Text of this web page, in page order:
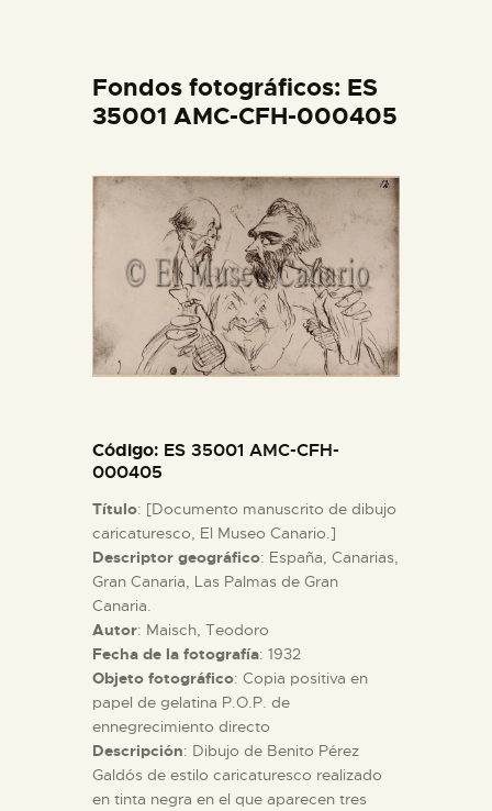
DIDÁCTICA
PREPARAR LA VISITA
ACTIVIDADES
█
COLECCIONES
DIDÁCTICA
ESPAÑOL
Fondos fotográficos: ES
35001 AMC-CFH-000405
Código: ES 35001 AMC-CFH-
000405
Título: [Documento manuscrito de dibujo
caricaturesco, El Museo Canario.]
Descriptor geográfico: España, Canarias,
Gran Canaria, Las Palmas de Gran
Canaria.
Autor: Maisch, Teodoro
Fecha de la fotografía: 1932
Objeto fotográfico: Copia positiva en
papel de gelatina P.O.P. de
ennegrecimiento directo
Descripción: Dibujo de Benito Pérez
Galdós de estilo caricaturesco realizado
en tinta negra en el que aparecen tres